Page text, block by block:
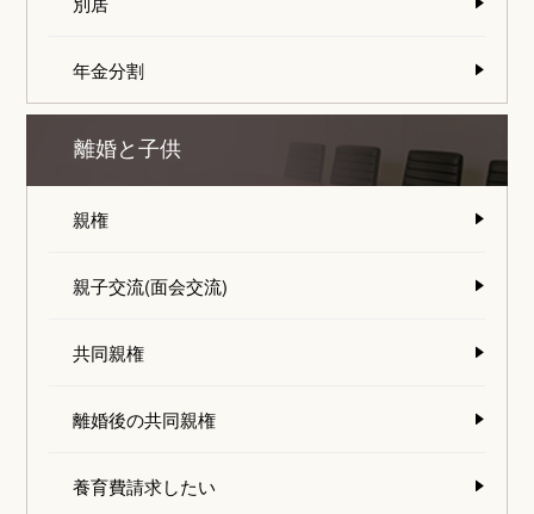
年金分割
離婚と子供
親権
親子交流(面会交流)
共同親権
離婚後の共同親権
養育費請求したい